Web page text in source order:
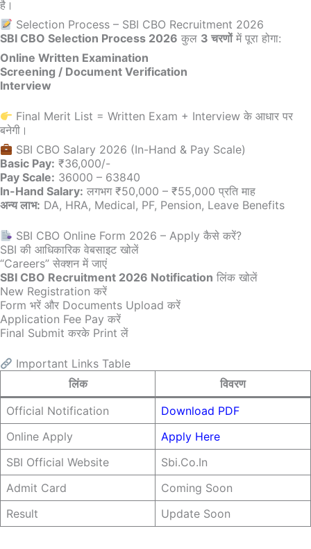
है।
Selection Process – SBI CBO Recruitment 2026
SBI CBO Selection Process 2026 कुल 3 चरणोंमें पूरा होगा:
Online Written Examination
Screening / Document Verification
Interview
Final Merit List = Written Exam + Interview के आधार पर
बनेगी।
SBI CBO Salary 2026 (In-Hand & Pay Scale)
Basic Pay: ₹36,000/-
Pay Scale: 36000 – 63840
In-Hand Salary: लगभग ₹50,000 – ₹55,000 प्रति माह
अन्य लाभ: DA, HRA, Medical, PF, Pension, Leave Benefits
SBI CBO Online Form 2026 – Apply कैसे करें?
SBI की आधिकारिक वेबसाइट खोलें
“Careers” सेक्शन में जाएं
SBI CBO Recruitment 2026 Notification लिंक खोलें
New Registration करें
Form भरें और Documents Upload करें
Application Fee Pay करें
Final Submit करके Print लें
Important Links Table
लिंक
विवरण
Official Notification
Download PDF
Online Apply
Apply Here
SBI Official Website
Sbi.co.in
Admit Card
Coming Soon
Result
Update Soon